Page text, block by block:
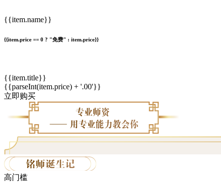
{{item.name}}
{{item.price == 0 ? "免费" : item.price}}
{{item.title}}
{{parseInt(item.price) + '.00'}}
立即购买
高门槛